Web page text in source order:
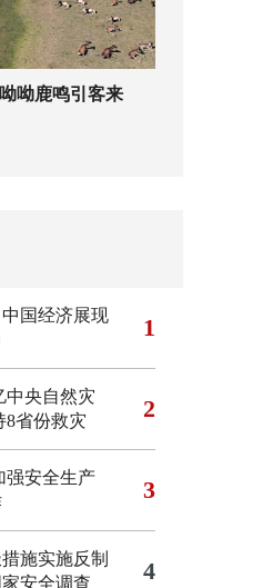
呦鹿鸣引客来
国经济展现
1
中央自然灾
8省份救灾
2
强安全生产
3
施实施反制
安全调查
4